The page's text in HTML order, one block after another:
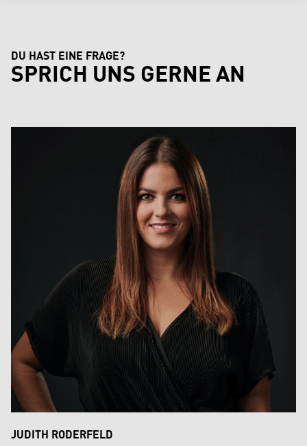
DU HAST EINE FRAGE?
SPRICH UNS GERNE AN
JUDITH RODERFELD